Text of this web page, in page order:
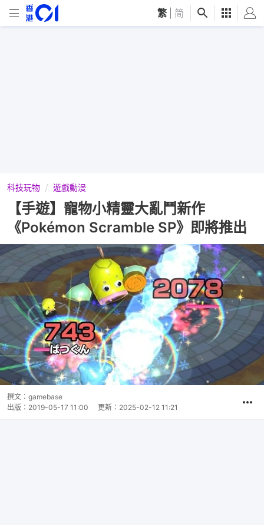
繁 简
科技玩物 遊戲動漫
【手遊】寵物小精靈大亂鬥新作
《Pokémon Scramble SP》即將推出
撰文： gamebase
出版： 2019-05-17 11:00 更新： 2025-02-12 11:21